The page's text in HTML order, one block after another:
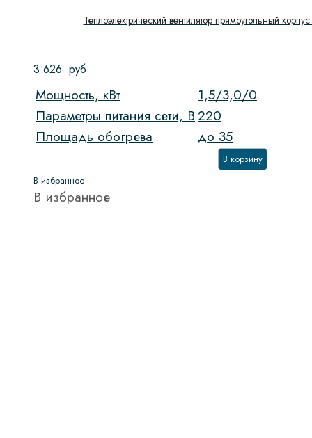
Теплоэлектрический вентилятор прямоугольный
3 626 руб
Мощность, кВт
1,5/3,0/0
Параметры питания сети, В220
Площадь обогрева
до 35
В корзину
В избранное
В избранное